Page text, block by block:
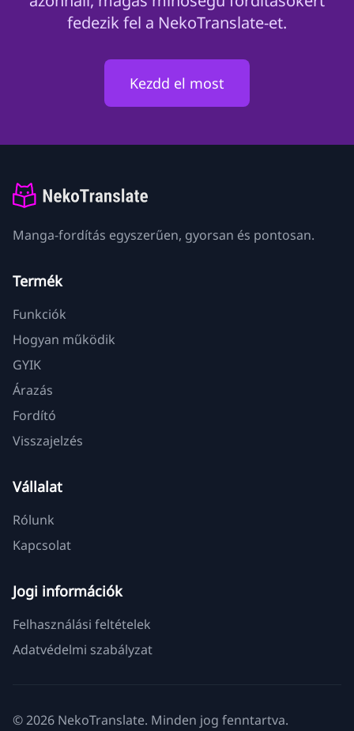
fedezik fel a NekoTranslate-et.
Kezdd el most
Manga-fordítás egyszerűen, gyorsan és pontosan.
Termék
Funkciók
Hogyan működik
GYIK
Árazás
Fordító
Visszajelzés
Vállalat
Rólunk
Kapcsolat
Jogi információk
Felhasználási feltételek
Adatvédelmi szabályzat
© 2026 NekoTranslate. Minden jog fenntartva.